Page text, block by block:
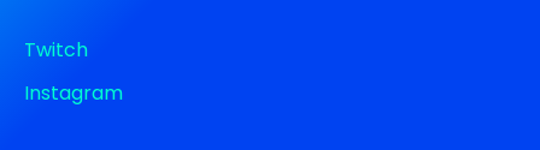
Twitch
Instagram